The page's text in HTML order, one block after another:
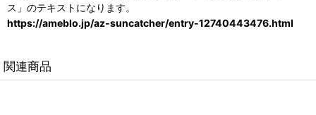
ス」のテキストになります。
https://ameblo.jp/az-suncatcher/entry-12740443476.html
関連商品